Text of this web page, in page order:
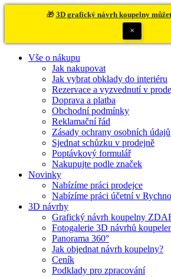
🎁 3D grafický návrh koupelny
×
Vše o nákupu
Jak nakupovat
Jak vybrat obklady do interiéru
Rezervace a vyzvednutí v
Doprava a platba
Obchodní podmínky
Reklamační řád
Zásady ochrany osobních údajů
Sjednat schůzku v prodejně
Poptávkový formulář
Nakupujte podle značek
Novinky
Nabízíme práci prodejce
Nabízíme práci účetní v
3D návrhy
Grafický návrh koupelny
Fotogalerie 3D návrhů
Panorama 360°
Jak objednat návrh koupelny?
Ceník
Podklady pro zpracování